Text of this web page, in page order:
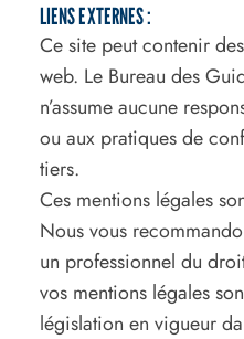
LIENS EXTERNES :
Ce site peut contenir
web. Le Bureau des
n’assume aucune
ou aux pratiques de
tiers.
Ces mentions légales
Nous vous
un professionnel du
vos mentions légales
législation en vigueur